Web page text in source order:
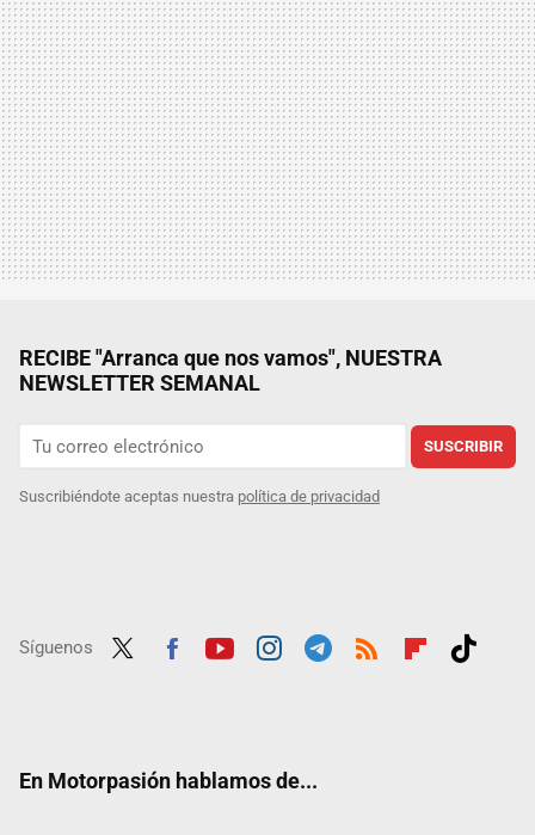
RECIBE "Arranca que nos vamos", NUESTRA
NEWSLETTER SEMANAL
SUSCRIBIR
Suscribiéndote aceptas nuestra política de privacidad
Síguenos
En Motorpasión hablamos de...